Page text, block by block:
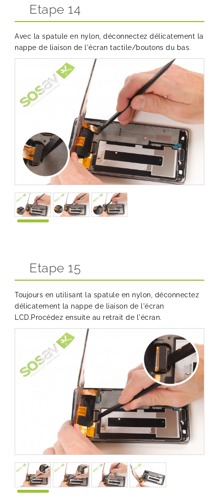
Etape 14
Avec la spatule en nylon, déconnectez délicatement la
nappe de liaison de l'écran tactile/boutons du bas.
Etape 15
Toujours en utilisant la spatule en nylon, déconnectez
délicatement la nappe de liaison de l'écran
LCD.Procédez ensuite au retrait de l'écran.